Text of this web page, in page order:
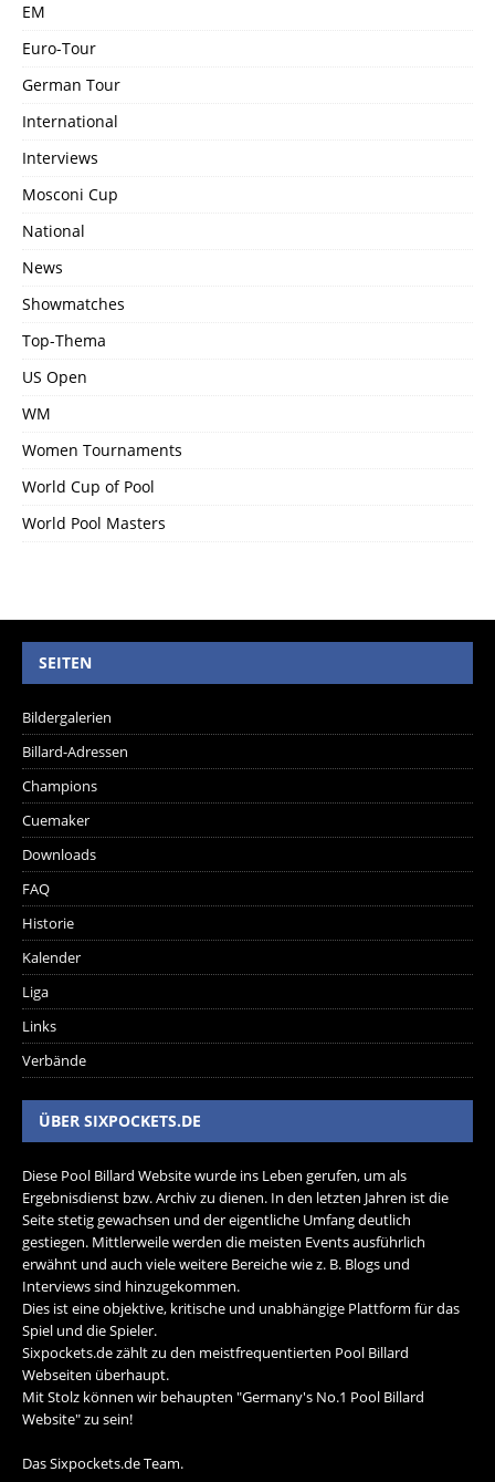
EM
Euro-Tour
German Tour
International
Interviews
Mosconi Cup
National
News
Showmatches
Top-Thema
US Open
WM
Women Tournaments
World Cup of Pool
World Pool Masters
SEITEN
Bildergalerien
Billard-Adressen
Champions
Cuemaker
Downloads
FAQ
Historie
Kalender
Liga
Links
Verbände
ÜBER SIXPOCKETS.DE
Diese Pool Billard Website wurde ins Leben gerufen, um als
Ergebnisdienst bzw. Archiv zu dienen. In den letzten Jahren ist die
Seite stetig gewachsen und der eigentliche Umfang deutlich
gestiegen. Mittlerweile werden die meisten Events ausführlich
erwähnt und auch viele weitere Bereiche wie z. B. Blogs und
Interviews sind hinzugekommen.
Dies ist eine objektive, kritische und unabhängige Plattform für das
Spiel und die Spieler.
Sixpockets.de zählt zu den meistfrequentierten Pool Billard
Webseiten überhaupt.
Mit Stolz können wir behaupten "Germany's No.1 Pool Billard
Website" zu sein!
Das Sixpockets.de Team.